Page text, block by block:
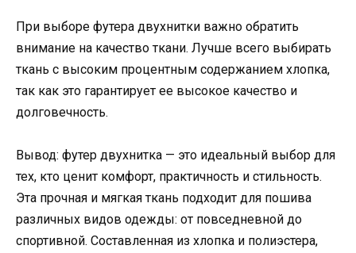
При выборе футера двухнитки важно обратить
внимание на качество ткани. Лучше всего выбирать
ткань с высоким процентным содержанием хлопка,
так как это гарантирует ее высокое качество и
долговечность.
Вывод: футер двухнитка — это идеальный выбор для
тех, кто ценит комфорт, практичность и стильность.
Эта прочная и мягкая ткань подходит для пошива
различных видов одежды: от повседневной до
спортивной. Составленная из хлопка и полиэстера,